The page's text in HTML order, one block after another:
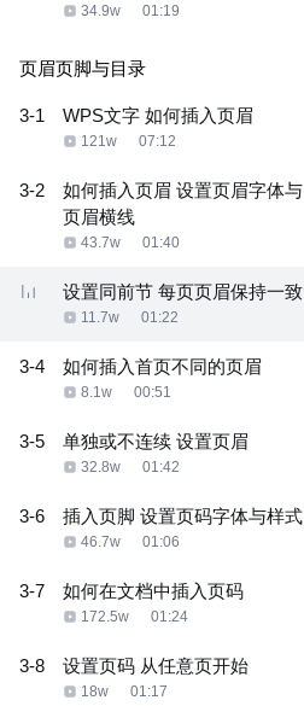
34.9w 01:19
页眉页脚与目录
3-1 WPS文字 如何插入页眉
121w 07:12
3-2
如何插入页眉 设置页眉字体与
页眉横线
43.7w 01:40
设置同前节 每页页眉保持一致
11.7w 01:22
3-4 如何插入首页不同的页眉
8.1w 00:51
3-5 单独或不连续 设置页眉
32.8w 01:42
3-6 插入页脚 设置页码字体与样式
46.7w 01:06
3-7 如何在文档中插入页码
172.5w 01:24
3-8 设置页码 从任意页开始
18w 01:17